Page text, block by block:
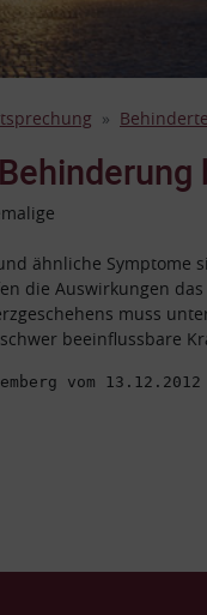
ähnliche
die Auswirkungen
muss
beeinflussbare
vom